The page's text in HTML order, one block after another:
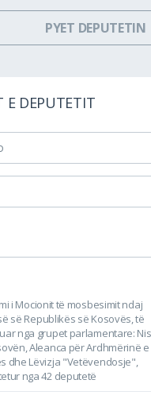
PYET DEPUTETIN
E DEPUTETIT
i Mocionit të mosbesimit ndaj
së Republikës së Kosovës, të
nga grupet parlamentare:
Aleanca për Ardhmërinë e
dhe Lëvizja "Vetëvendosje",
nga 42 deputetë